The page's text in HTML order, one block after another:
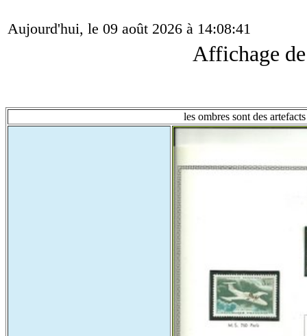
Aujourd'hui, le 09 août 2026 à 14:08:41
Affichage
les ombres sont des